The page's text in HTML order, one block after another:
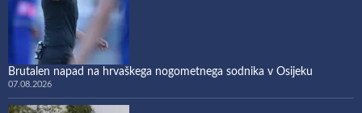
Brutalen napad na hrvaškega nogometnega sodnika v Osijeku
07.08.2026